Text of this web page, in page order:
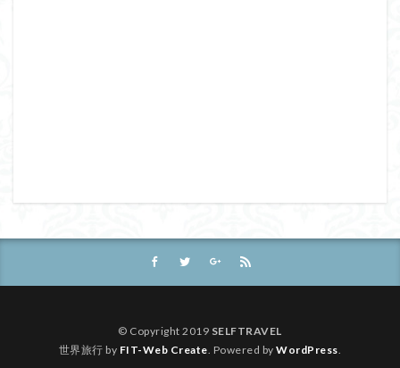
© Copyright 2019 SELFTRAVEL
世界旅行 by FIT-Web Create . Powered byWordPress